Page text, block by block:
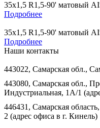
35х1,5 R1,5-90' матовый
Подробнее
35х1,5 R1,5-90' матовый
Подробнее
Наши контакты
443022, Самарская обл.,
443080, Самарская обл.,
Индустриальная, 1А/1
446431, Самарская
2 (адрес офиса в г. Кинель)